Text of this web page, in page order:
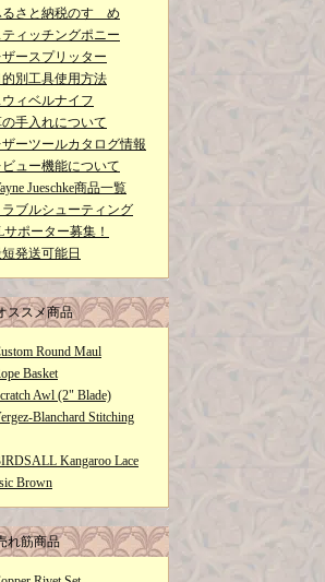
さと納税のすゝめ
ティッチングポニー
ザースプリッター
的別工具使用方法
ウィベルナイフ
手入れについて
ザーツールカタログ情報
ビュー機能について
Jueschke商品一覧
ラブルシューティング
サポーター募集！
発送可能日
ススメ商品
Round Maul
Basket
Awl (2" Blade)
Blanchard Stitching
Kangaroo Lace
Brown
れ筋商品